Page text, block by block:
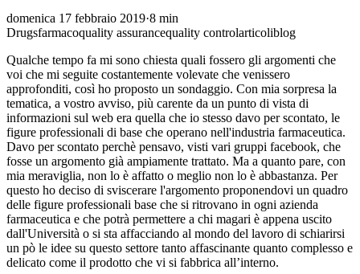
domenica 17 febbraio 2019·8 min
Drugsfarmacoquality assurancequality controlarticoliblog
Qualche tempo fa mi sono chiesta quali fossero gli argomenti che
voi che mi seguite costantemente volevate che venissero
approfonditi, così ho proposto un sondaggio. Con mia sorpresa la
tematica, a vostro avviso, più carente da un punto di vista di
informazioni sul web era quella che io stesso davo per scontato, le
figure professionali di base che operano nell'industria farmaceutica.
Davo per scontato perchè pensavo, visti vari gruppi facebook, che
fosse un argomento già ampiamente trattato. Ma a quanto pare, con
mia meraviglia, non lo è affatto o meglio non lo è abbastanza. Per
questo ho deciso di sviscerare l'argomento proponendovi un quadro
delle figure professionali base che si ritrovano in ogni azienda
farmaceutica e che potrà permettere a chi magari è appena uscito
dall'Università o si sta affacciando al mondo del lavoro di schiarirsi
un pò le idee su questo settore tanto affascinante quanto complesso e
delicato come il prodotto che vi si fabbrica all’interno.